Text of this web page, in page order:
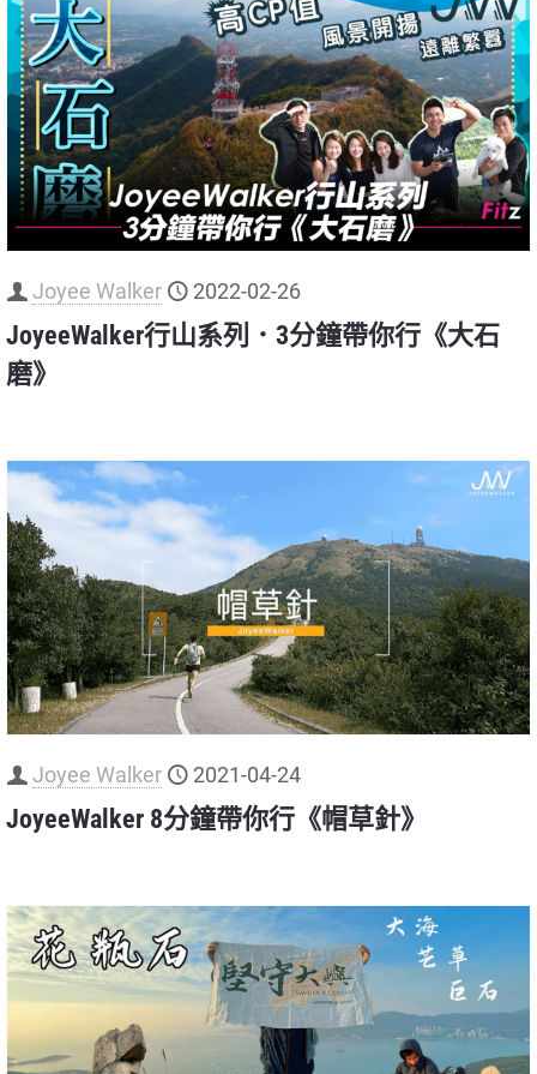
Joyee Walker 2022-02-26
JoyeeWalker行山系列．3分鐘帶你行《大石
磨》
Joyee Walker 2021-04-24
JoyeeWalker 8分鐘帶你行《帽草針》